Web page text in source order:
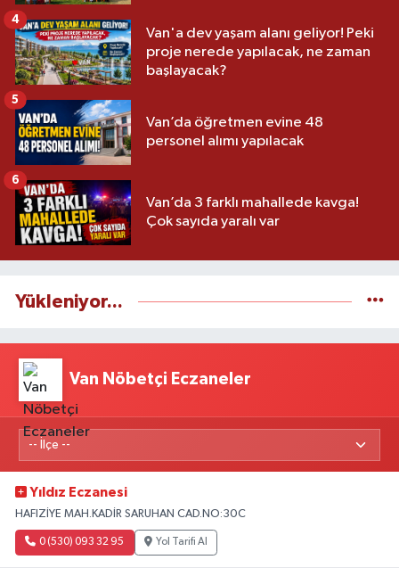
Van'a dev yaşam alanı geliyor! Peki
proje nerede yapılacak, ne zaman
başlayacak?
4
Van’da öğretmen evine 48
personel alımı yapılacak
5
Van’da 3 farklı mahallede kavga!
Çok sayıda yaralı var
6
Yükleniyor...
Van Nöbetçi Eczaneler
Yıldız Eczanesi
HAFIZİYE MAH.KADİR SARUHAN CAD.NO:30C
0 (530) 093 32 95 Yol Tarifi Al